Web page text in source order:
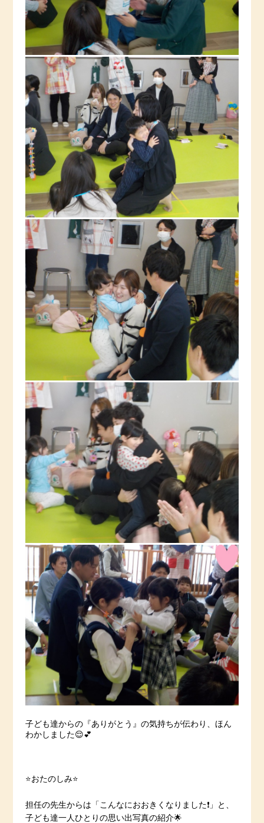
子ども達からの『ありがとう』の気持ちが伝わり、ほん
わかしました😌💕
⭐️おたのしみ⭐️
担任の先生からは「こんなにおおきくなりました❗️」と、
子ども達一人ひとりの思い出写真の紹介🌟